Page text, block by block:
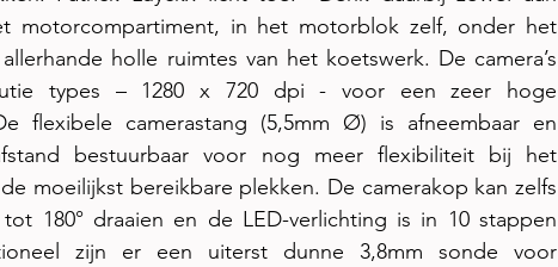
motorcompartiment, in het motorblok zelf, onder het
holle ruimtes van het koetswerk. De camera’s
types – 1280 x 720 dpi - voor een zeer hoge
flexibele camerastang (5,5mm Ø) is afneembaar en
bestuurbaar voor nog meer flexibiliteit bij het
moeilijkst bereikbare plekken. De camerakop kan zelfs
tot 180° draaien en de LED-verlichting is in 10 stappen
zijn er een uiterst dunne 3,8mm sonde voor